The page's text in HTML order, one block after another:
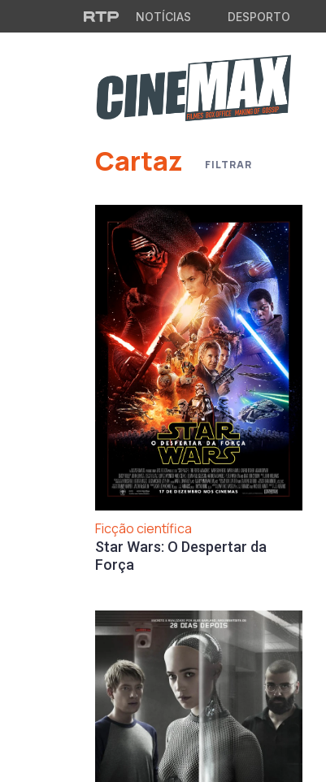
Saltar para o conteúdo principal
NOTÍCIAS DESPORTO
Cartaz FILTRAR
Ficção científica
Star Wars: O Despertar da
Força